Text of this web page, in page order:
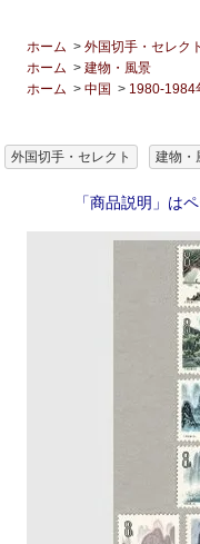
ホーム >外国切手・セレクト
ホーム >建物・風景
ホーム >中国 > 1980-1984
外国切手・セレクト 建物・
「商品説明」は